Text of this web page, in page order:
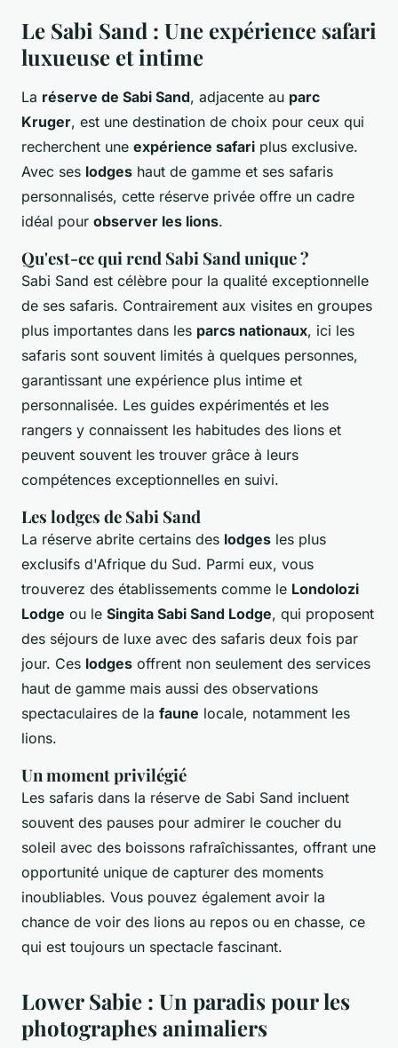
Le Sabi Sand : Une expérience safari
luxueuse et intime
La réserve de Sabi Sand, adjacente au parc
Kruger, est une destination de choix pour ceux qui
recherchent une expérience safari plus exclusive.
Avec ses lodges haut de gamme et ses safaris
personnalisés, cette réserve privée offre un cadre
idéal pour observer les lions.
Qu'est-ce qui rend Sabi Sand unique ?
Sabi Sand est célèbre pour la qualité exceptionnelle
de ses safaris. Contrairement aux visites en groupes
plus importantes dans les parcs nationaux, ici les
safaris sont souvent limités à quelques personnes,
garantissant une expérience plus intime et
personnalisée. Les guides expérimentés et les
rangers y connaissent les habitudes des lions et
peuvent souvent les trouver grâce à leurs
compétences exceptionnelles en suivi.
Les lodges de Sabi Sand
La réserve abrite certains des lodges les plus
exclusifs d'Afrique du Sud. Parmi eux, vous
trouverez des établissements comme le Londolozi
Lodge ou le Singita Sabi Sand Lodge, qui proposent
des séjours de luxe avec des safaris deux fois par
jour. Ces lodges offrent non seulement des services
haut de gamme mais aussi des observations
spectaculaires de la faune locale, notamment les
lions.
Un moment privilégié
Les safaris dans la réserve de Sabi Sand incluent
souvent des pauses pour admirer le coucher du
soleil avec des boissons rafraîchissantes, offrant une
opportunité unique de capturer des moments
inoubliables. Vous pouvez également avoir la
chance de voir des lions au repos ou en chasse, ce
qui est toujours un spectacle fascinant.
Lower Sabie : Un paradis pour les
photographes animaliers